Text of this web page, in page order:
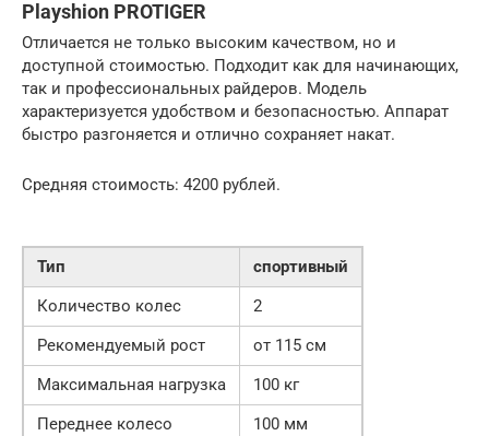
Playshion PROTIGER
Отличается не только высоким качеством, но и
доступной стоимостью. Подходит как для начинающих,
так и профессиональных райдеров. Модель
характеризуется удобством и безопасностью. Аппарат
быстро разгоняется и отлично сохраняет накат.
Средняя стоимость: 4200 рублей.
Тип
спортивный
Количество колес
2
Рекомендуемый рост
от 115 см
Максимальная нагрузка
100 кг
Переднее колесо
100 мм